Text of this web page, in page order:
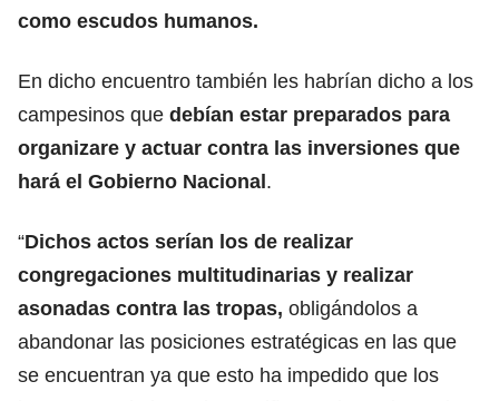
como escudos humanos.
En dicho encuentro también les habrían dicho a los
campesinos que debían estar preparados para
organizare y actuar contra las inversiones que
hará el Gobierno Nacional.
“Dichos actos serían los de realizar
congregaciones multitudinarias y realizar
asonadas contra las tropas, obligándolos a
abandonar las posiciones estratégicas en las que
se encuentran ya que esto ha impedido que los